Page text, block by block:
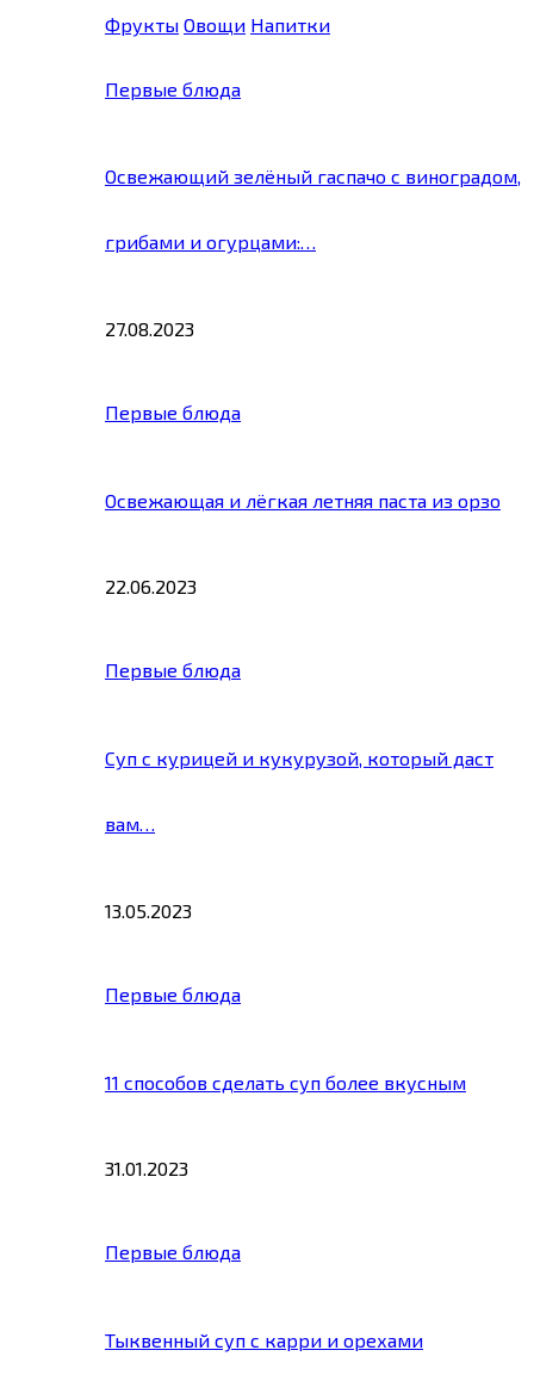
Фрукты Овощи Напитки
Первые блюда
Освежающий зелёный гаспачо с виноградом,
грибами и огурцами:…
27.08.2023
Первые блюда
Освежающая и лёгкая летняя паста из орзо
22.06.2023
Первые блюда
Суп с курицей и кукурузой, который даст
вам…
13.05.2023
Первые блюда
11 способов сделать суп более вкусным
31.01.2023
Первые блюда
Тыквенный суп с карри и орехами